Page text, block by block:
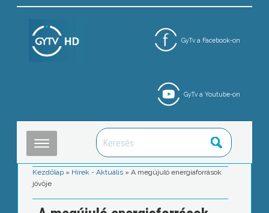
GyTv a Facebook-on
GyTv a Youtube-on
Kezdőlap » Hírek - Aktuális »A megújuló energiaforrások
jövője